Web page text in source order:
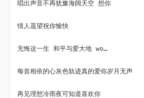
唱出声音不再犹豫海阔天空 想你
情人遥望祝你愉快
无悔这一生 和平与爱大地 wo…
每首相依的心灰色轨迹真的爱你岁月无声
再见理想冷雨夜可知道喜欢你